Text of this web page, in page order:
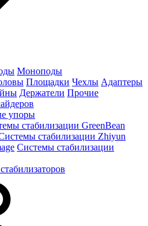
Моноподы
Площадки Чехлы Адаптеры
Держатели Прочие
упоры
стабилизации GreenBean
стабилизации Zhiyun
Системы стабилизации